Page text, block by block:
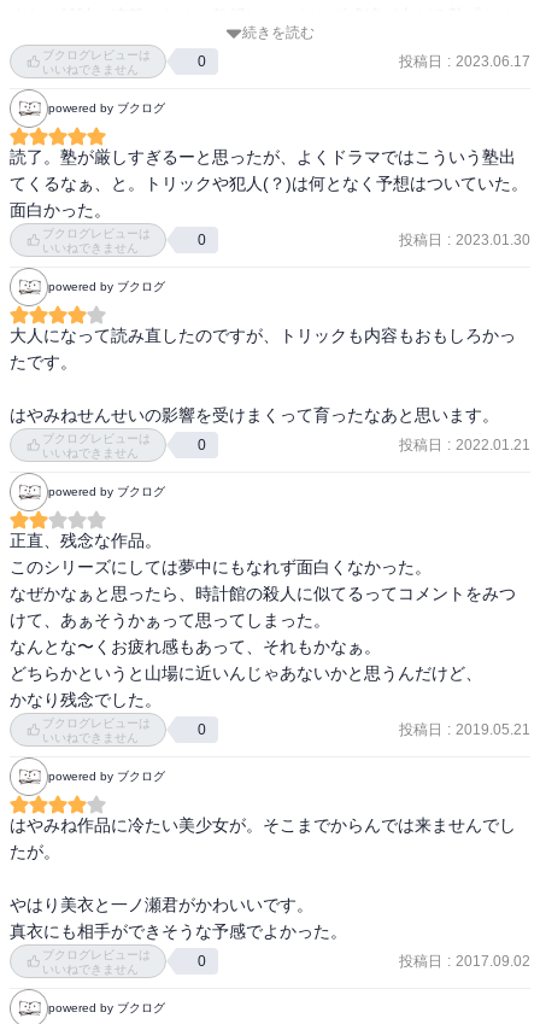
も別の言い方あるでしょうという感じはまあします。誰の意見も否
定する気ないですが。
本作の主題に添いながらサブで付いてきていた話は「試練を乗り越
えて成長を達成する」という王道ど真ん中なストーリーとは一味違
い、「自分を取り巻く周囲の存在や環境に気付いてそこから成長を
実感する」というスタイルで、そこが印象的でした。
暴れる大人もいましたが、見守る大人もいて。ここらへんの単純で
はない心情描写が描かれていたからこそ、読後の爽やかな空気感が
あったと思います。
大人も十分に楽しめる作品です。子供にも是非とも薦めたい。
セス塾』の取材をすることになり、塾講師として潜入します。亜衣
たち三姉妹とレーチは、かならず成績が上がることに興味を持ち、
体験入塾に行ってみることにします。
サクセス塾の冬季合宿で、笛吹き男は、爆破予告などをします。笛
吹き男の目的は何なのか、笛吹き男は誰なのか、気になって読み進
めてしまいます。
続きを読む
ブクログレビューは
いいねできません
0 投稿日 : 2023.06.17
powered by ブクログ
読了。塾が厳しすぎるーと思ったが、よくドラマではこういう塾出
てくるなぁ、と。トリックや犯人(？)は何となく予想はついていた。
面白かった。
ブクログレビューは
いいねできません
0 投稿日 : 2023.01.30
powered by ブクログ
大人になって読み直したのですが、トリックも内容もおもしろかっ
たです。
はやみねせんせいの影響を受けまくって育ったなあと思います。
ブクログレビューは
いいねできません
0 投稿日 : 2022.01.21
powered by ブクログ
正直、残念な作品。
このシリーズにしては夢中にもなれず面白くなかった。
なぜかなぁと思ったら、時計館の殺人に似てるってコメントをみつ
けて、あぁそうかぁって思ってしまった。
なんとな〜くお疲れ感もあって、それもかなぁ。
どちらかというと山場に近いんじゃあないかと思うんだけど、
かなり残念でした。
ブクログレビューは
いいねできません
0 投稿日 : 2019.05.21
powered by ブクログ
はやみね作品に冷たい美少女が。そこまでからんでは来ませんでし
たが。
やはり美衣と一ノ瀬君がかわいいです。
真衣にも相手ができそうな予感でよかった。
ブクログレビューは
いいねできません
0 投稿日 : 2017.09.02
powered by ブクログ